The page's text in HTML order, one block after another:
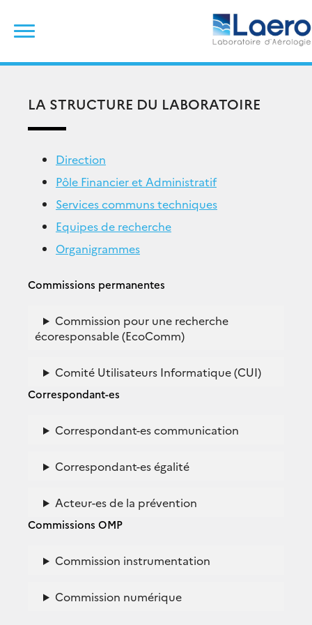
content
LA STRUCTURE DU LABORATOIRE
Direction
Pôle Financier et Administratif
Services communs techniques
Equipes de recherche
Organigrammes
Commissions permanentes
Commission pour une recherche
écoresponsable (EcoComm)
Comité Utilisateurs Informatique (CUI)
Correspondant-es
Correspondant-es communication
Correspondant-es égalité
Acteur-es de la prévention
Commissions OMP
Commission instrumentation
Commission numérique